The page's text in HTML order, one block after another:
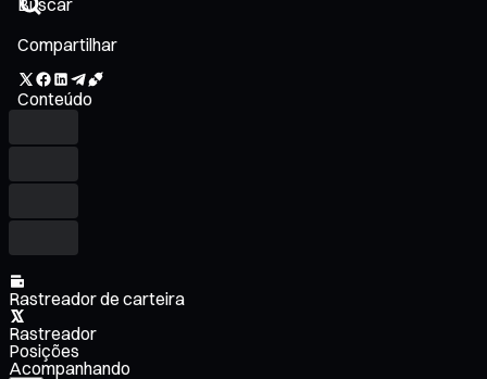
Compartilhar
Conteúdo
Rastreador de carteira
Rastreador
Posições
Acompanhando